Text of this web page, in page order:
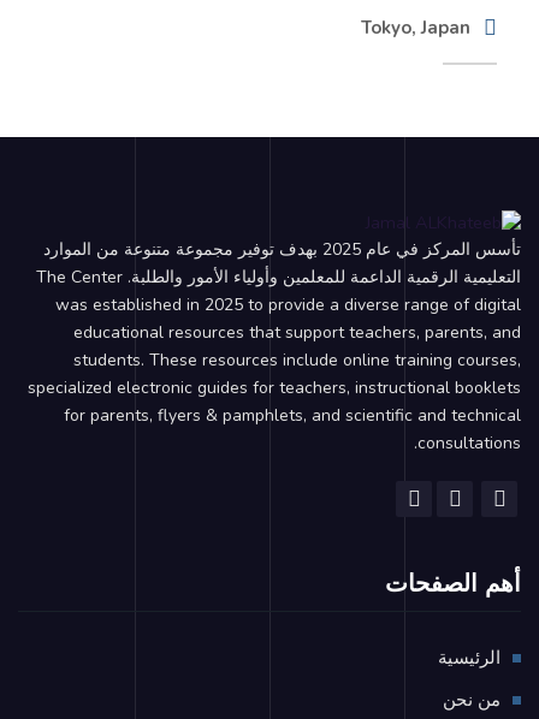
Tokyo, Japan
تأسس المركز في عام 2025 بهدف توفير مجموعة متنوعة من الموارد
التعليمية الرقمية الداعمة للمعلمين وأولياء الأمور والطلبة. The Center
was established in 2025 to provide a diverse range of digital
educational resources that support teachers, parents, and
students. These resources include online training courses,
specialized electronic guides for teachers, instructional booklets
for parents, flyers & pamphlets, and scientific and technical
consultations.
أهم الصفحات
الرئيسية
من نحن